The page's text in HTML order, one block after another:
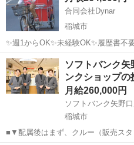
合同会社Dynar
稲城市
✨週1からOK✨未経験OK✨履歴書不
「Wワーク」など働き方はなんでも
のみ午後のみ可能！ アルバイト枠もございます。
します🚲 ...
東京 稲城市 配送 未経験
ソフトバンク
ンクショップ
月給260,000円
ソフトバンク矢野
稲城市
■▼配属後はまず、クルー（販売ス